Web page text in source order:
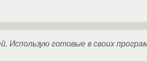
Использую готовые в своих